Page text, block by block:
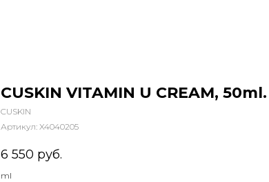
CUSKIN VITAMIN U CREAM, 50ml.
CUSKIN
Артикул: X4040205
6 550 руб.
ml